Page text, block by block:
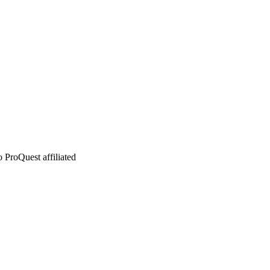
ProQuest affiliated